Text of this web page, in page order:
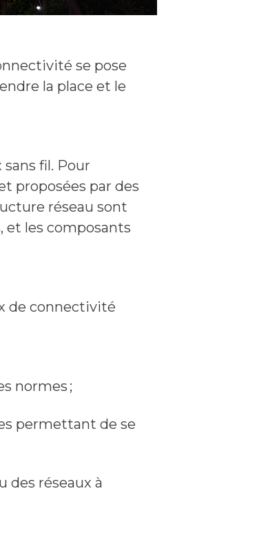
se pose
la place et le
fil. Pour
proposées par des
réseau sont
les composants
de connectivité
normes ;
permettant de se
des réseaux à